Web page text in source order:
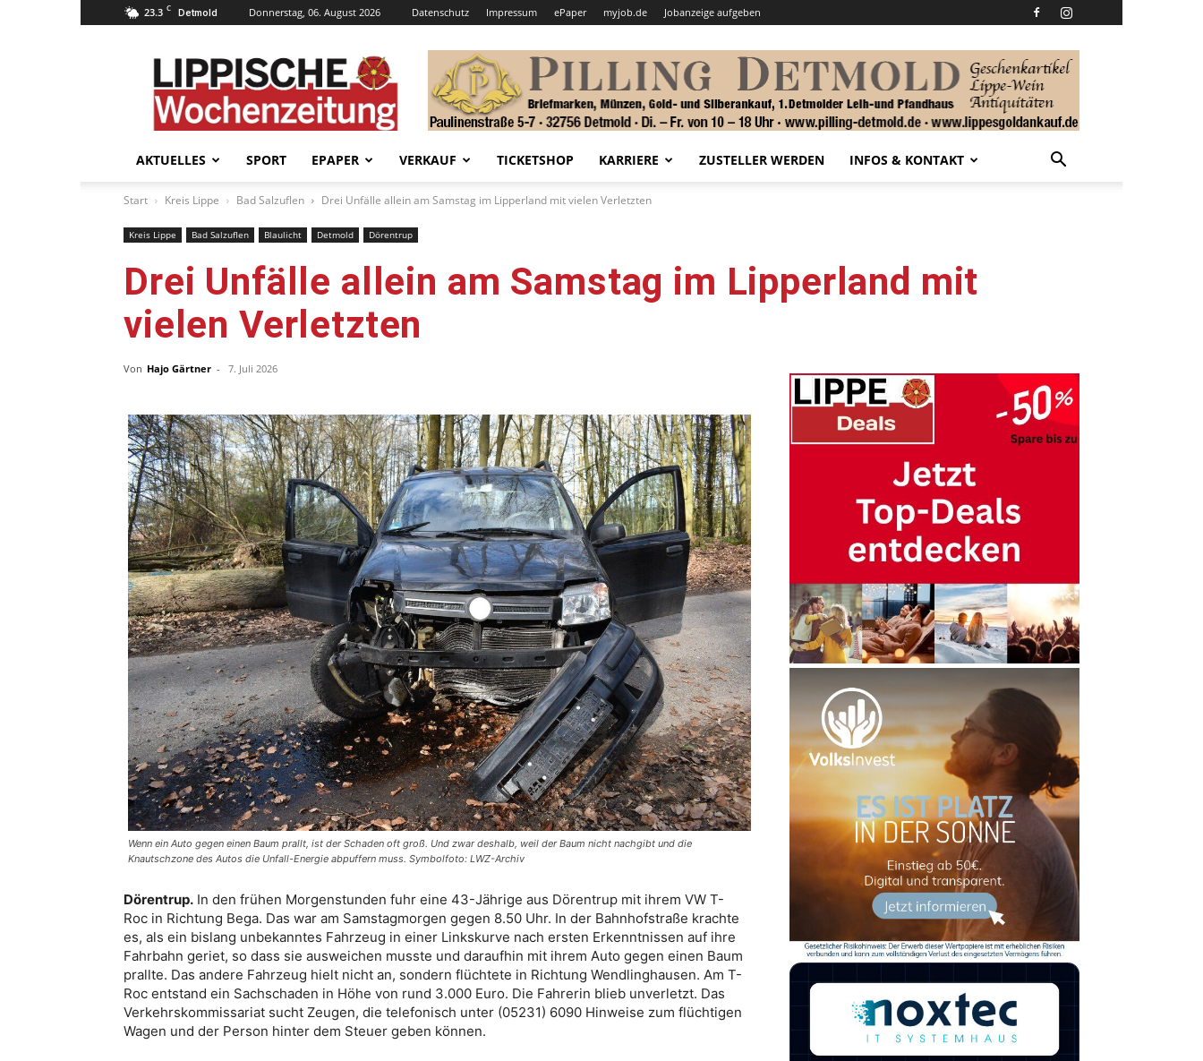
23.3 C Detmold Donnerstag, 06. August 2026 Datenschutz Impressum ePaper myjob.de Jobanzeige aufgeben
Lippische
Wochenzeitung
–
LWZ24.de
AKTUELLES SPORT EPAPER VERKAUF TICKETSHOP KARRIERE ZUSTELLER WERDEN INFOS & KONTAKT
Start Kreis Lippe Bad Salzuflen Drei Unfälle allein am Samstag im Lipperland mit vielen Verletzten
Kreis Lippe Bad Salzuflen Blaulicht Detmold Dörentrup
Drei Unfälle allein am Samstag im Lipperland mit
vielen Verletzten
Von Hajo Gärtner - 7. Juli 2026
Wenn ein Auto gegen einen Baum prallt, ist der Schaden oft groß. Und zwar deshalb, weil der Baum nicht nachgibt und die
Knautschzone des Autos die Unfall-Energie abpuffern muss. Symbolfoto: LWZ-Archiv
Dörentrup. In den frühen Morgenstunden fuhr eine 43-Jährige aus Dörentrup mit ihrem VW T-
Roc in Richtung Bega. Das war am Samstagmorgen gegen 8.50 Uhr. In der Bahnhofstraße krachte
es, als ein bislang unbekanntes Fahrzeug in einer Linkskurve nach ersten Erkenntnissen auf ihre
Fahrbahn geriet, so dass sie ausweichen musste und daraufhin mit ihrem Auto gegen einen Baum
prallte. Das andere Fahrzeug hielt nicht an, sondern flüchtete in Richtung Wendlinghausen. Am T-
Roc entstand ein Sachschaden in Höhe von rund 3.000 Euro. Die Fahrerin blieb unverletzt. Das
Verkehrskommissariat sucht Zeugen, die telefonisch unter (05231) 6090 Hinweise zum flüchtigen
Wagen und der Person hinter dem Steuer geben können.